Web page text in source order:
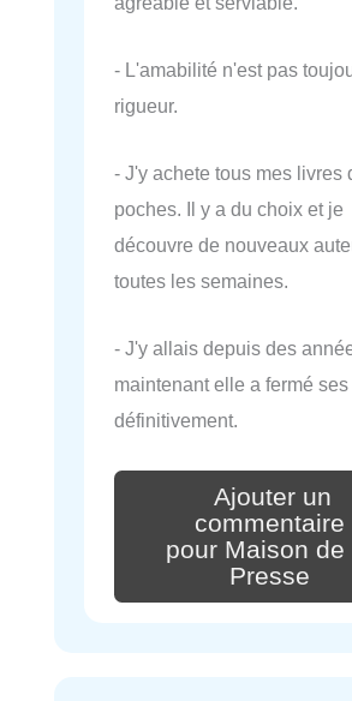
- L'amabilité n'est pas
rigueur.
- J'y achete tous mes livres
poches. Il y a du choix et je
découvre de nouveaux
toutes les semaines.
- J'y allais depuis des
maintenant elle a fermé
définitivement.
Ajouter un
commentaire
pour Maison de
Presse